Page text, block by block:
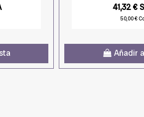
41,32 €
50,00 €
Añadir